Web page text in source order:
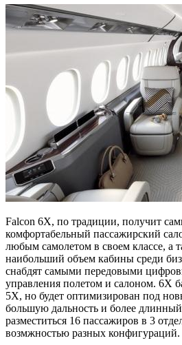
Falcon 6X, по традиции, получит
комфортабельный пассажирский
любым самолетом в своем классе, а
наибольший объем кабины среди
снабдят самыми передовыми
управления полетом и салоном. 6X
5X, но будет оптимизирован под
большую дальность и более
разместиться 16 пассажиров в 3
возмжностью разных конфигураций.